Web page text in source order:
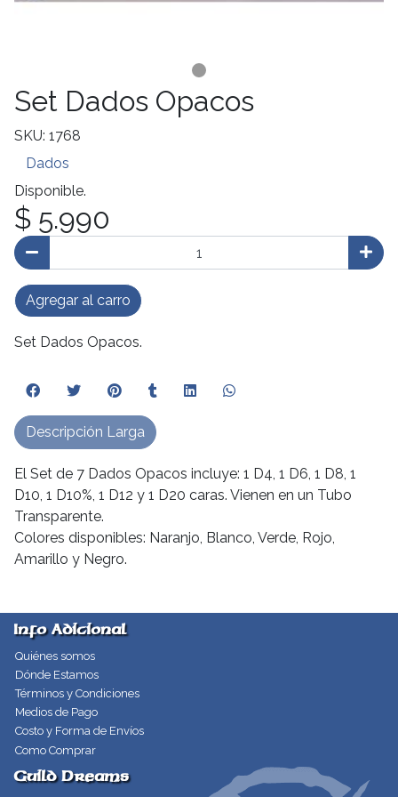
Set Dados Opacos
SKU: 1768
Dados
Disponible.
$ 5.990
Agregar al carro
Set Dados Opacos.
El Set de 7 Dados Opacos incluye: 1 D4, 1 D6, 1 D8, 1
D10, 1 D10%, 1 D12 y 1 D20 caras. Vienen en un Tubo
Transparente.
Colores disponibles: Naranjo, Blanco, Verde, Rojo,
Amarillo y Negro.
Descripción Larga
Info Adicional
Quiénes somos
Dónde Estamos
Términos y Condiciones
Medios de Pago
Costo y Forma de Envíos
Como Comprar
Guild Dreams